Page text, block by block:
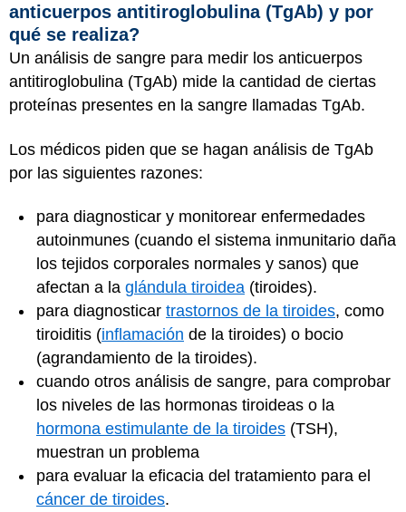
anticuerpos antitiroglobulina (TgAb) y por
qué se realiza?
Un análisis de sangre para medir los anticuerpos
antitiroglobulina (TgAb) mide la cantidad de ciertas
proteínas presentes en la sangre llamadas TgAb.
Los médicos piden que se hagan análisis de TgAb
por las siguientes razones:
para diagnosticar y monitorear enfermedades
autoinmunes (cuando el sistema inmunitario daña
los tejidos corporales normales y sanos) que
afectan a la glándula tiroidea (tiroides).
para diagnosticar trastornos de la tiroides, como
tiroiditis (inflamación de la tiroides) o bocio
(agrandamiento de la tiroides).
cuando otros análisis de sangre, para comprobar
los niveles de las hormonas tiroideas o la
hormona estimulante de la tiroides (TSH),
muestran un problema
para evaluar la eficacia del tratamiento para el
cáncer de tiroides.